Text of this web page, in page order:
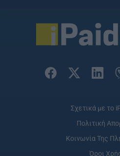
Σχετικά με το
Πολιτική
Κοινωνία Της
Όροι